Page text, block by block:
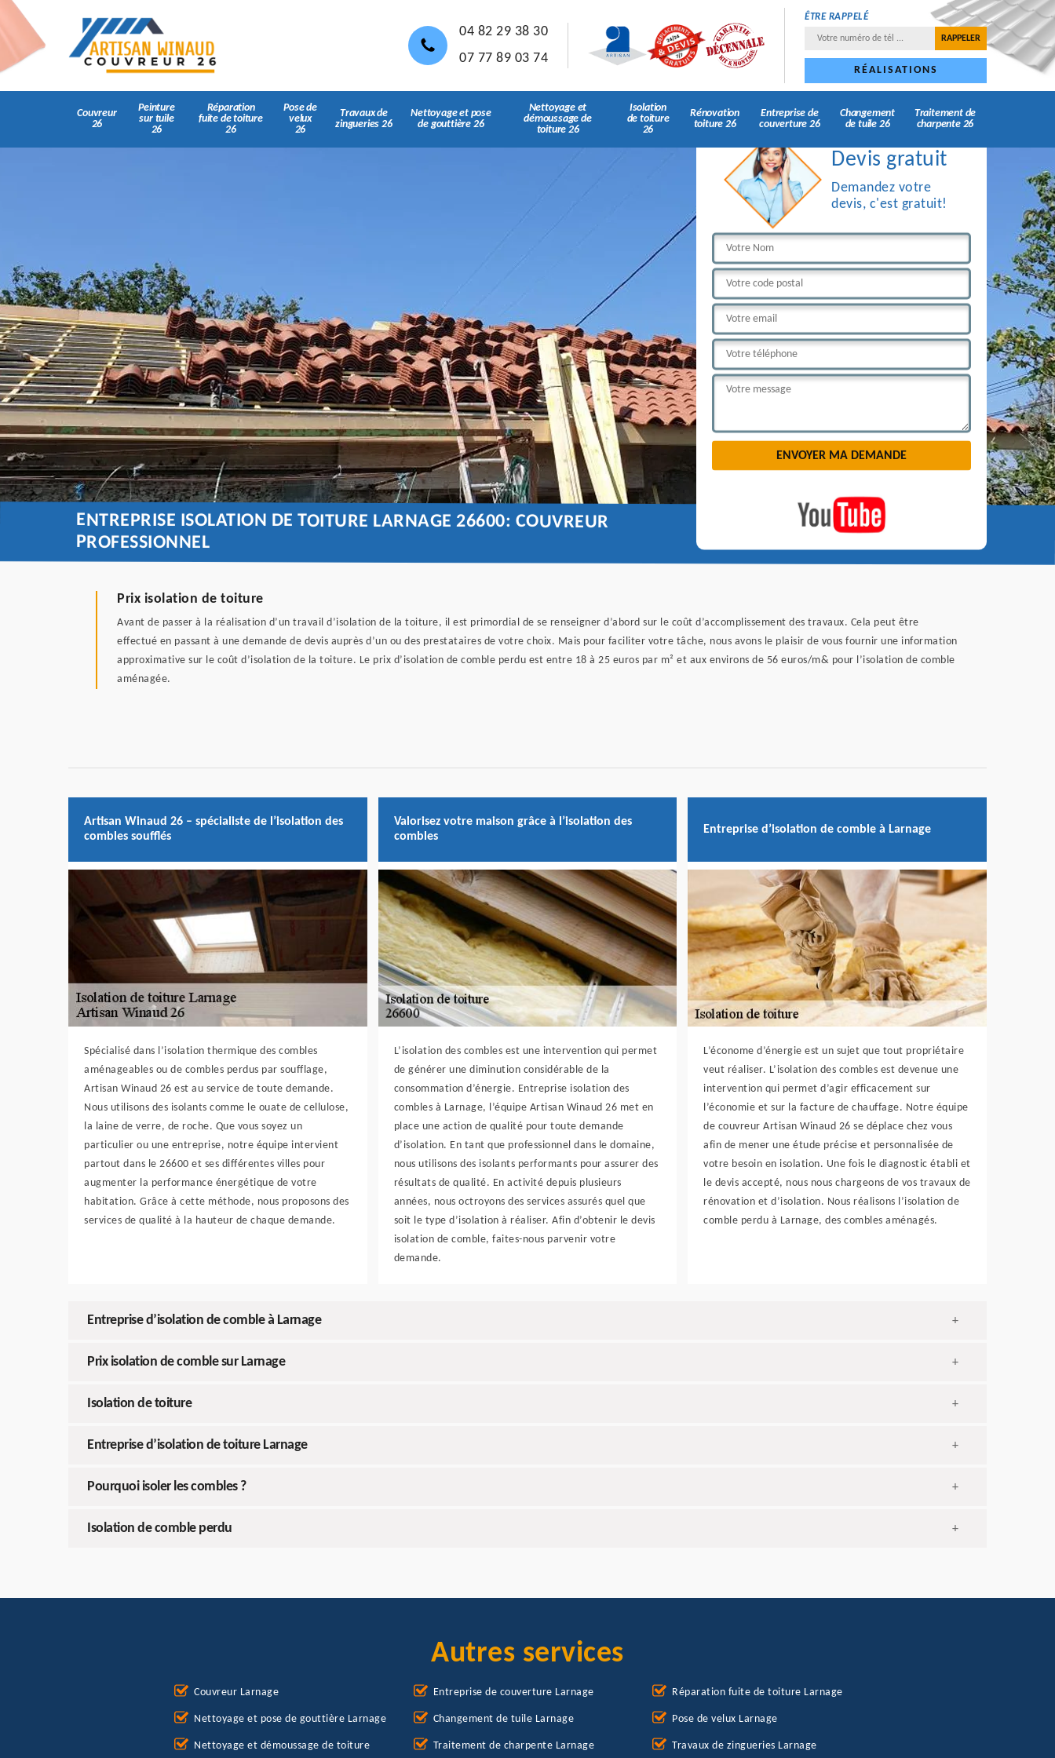
04 82 29 38 30
07 77 89 03 74
ÊTRE RAPPELÉ
RÉALISATIONS
Couvreur
26
Peinture
sur tuile
26
Réparation
fuite de toiture
26
Pose de
velux
26
Travaux de
zingueries 26
Nettoyage et pose
de gouttière 26
Nettoyage et
démoussage de
toiture 26
Isolation
de toiture
26
Rénovation
toiture 26
Entreprise de
couverture 26
Changement
de tuile 26
Traitement de
charpente 26
Devis gratuit
Demandez votre
devis, c'est gratuit!
ENTREPRISE ISOLATION DE TOITURE LARNAGE 26600: COUVREUR
PROFESSIONNEL
Prix isolation de toiture
Avant de passer à la réalisation d’un travail d’isolation de la toiture, il est primordial de se renseigner d’abord sur le coût d’accomplissement des travaux. Cela peut être
effectué en passant à une demande de devis auprès d’un ou des prestataires de votre choix. Mais pour faciliter votre tâche, nous avons le plaisir de vous fournir une information
approximative sur le coût d’isolation de la toiture. Le prix d’isolation de comble perdu est entre 18 à 25 euros par m² et aux environs de 56 euros/m& pour l’isolation de comble
aménagée.
Artisan Winaud 26 – spécialiste de l’isolation des
combles soufflés
Spécialisé dans l’isolation thermique des combles
aménageables ou de combles perdus par soufflage,
Artisan Winaud 26 est au service de toute demande.
Nous utilisons des isolants comme le ouate de cellulose,
la laine de verre, de roche. Que vous soyez un
particulier ou une entreprise, notre équipe intervient
partout dans le 26600 et ses différentes villes pour
augmenter la performance énergétique de votre
habitation. Grâce à cette méthode, nous proposons des
services de qualité à la hauteur de chaque demande.
Valorisez votre maison grâce à l’isolation des
combles
L’isolation des combles est une intervention qui permet
de générer une diminution considérable de la
consommation d’énergie. Entreprise isolation des
combles à Larnage, l’équipe Artisan Winaud 26 met en
place une action de qualité pour toute demande
d’isolation. En tant que professionnel dans le domaine,
nous utilisons des isolants performants pour assurer des
résultats de qualité. En activité depuis plusieurs
années, nous octroyons des services assurés quel que
soit le type d’isolation à réaliser. Afin d’obtenir le devis
isolation de comble, faites-nous parvenir votre
demande.
Entreprise d’isolation de comble à Larnage
L’économe d’énergie est un sujet que tout propriétaire
veut réaliser. L’isolation des combles est devenue une
intervention qui permet d’agir efficacement sur
l’économie et sur la facture de chauffage. Notre équipe
de couvreur Artisan Winaud 26 se déplace chez vous
afin de mener une étude précise et personnalisée de
votre besoin en isolation. Une fois le diagnostic établi et
le devis accepté, nous nous chargeons de vos travaux de
rénovation et d’isolation. Nous réalisons l’isolation de
comble perdu à Larnage, des combles aménagés.
Entreprise d’isolation de comble à Larnage +
Prix isolation de comble sur Larnage +
Isolation de toiture +
Entreprise d’isolation de toiture Larnage +
Pourquoi isoler les combles ? +
Isolation de comble perdu +
Autres services
Couvreur Larnage
Nettoyage et pose de gouttière Larnage
Nettoyage et démoussage de toiture
Entreprise de couverture Larnage
Changement de tuile Larnage
Traitement de charpente Larnage
Réparation fuite de toiture Larnage
Pose de velux Larnage
Travaux de zingueries Larnage